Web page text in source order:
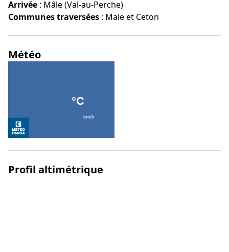
Arrivée : Mâle (Val-au-Perche)
Communes traversées : Male et Ceton
Météo
Profil altimétrique